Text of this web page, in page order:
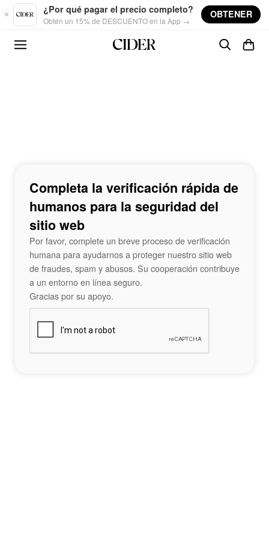
Skip to main content
¿Por qué pagar el precio completo?
Obtén un 15% de DESCUENTO en la App →
OBTENER
Completa la verificación rápida de
humanos para la seguridad del
sitio web
Por favor, complete un breve proceso de verificación
humana para ayudarnos a proteger nuestro sitio web
de fraudes, spam y abusos. Su cooperación contribuye
a un entorno en línea seguro.
Gracias por su apoyo.